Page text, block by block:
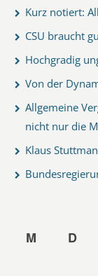
Kurz notiert:
CSU braucht
Hochgradig
Von der
Allgemeine
nicht nur die
Klaus
M
D